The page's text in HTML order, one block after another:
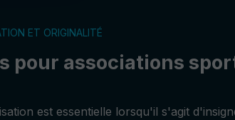
ET ORIGINALITÉ
pour associations
est essentielle lorsqu'il s'agit